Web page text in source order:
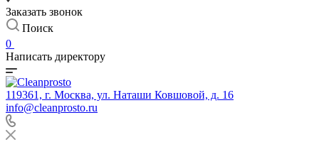
Заказать звонок
Поиск
0
Написать директору
119361, г. Москва, ул. Наташи Ковшовой, д. 16
info@cleanprosto.ru